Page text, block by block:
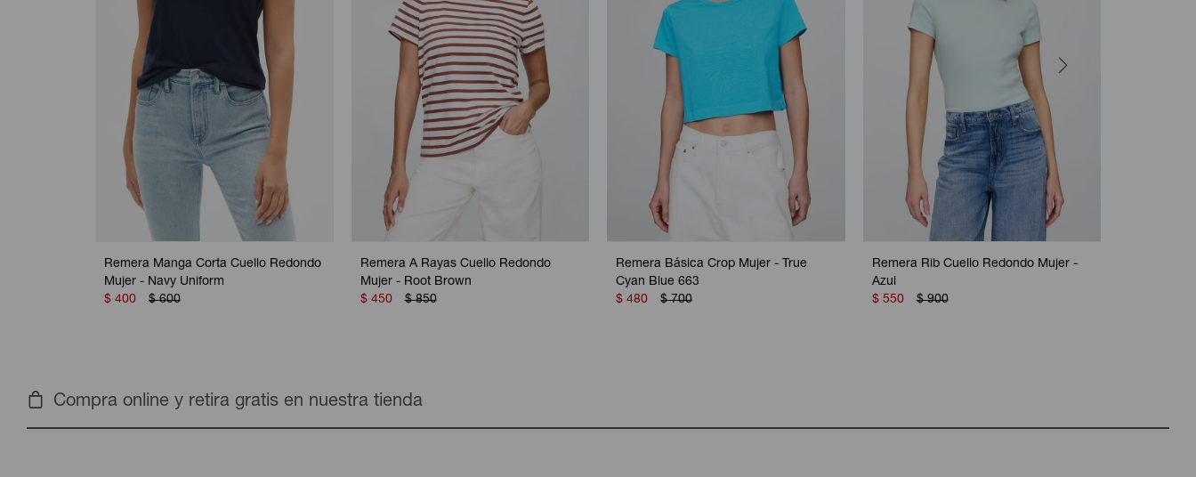
Remera Manga Corta Cuello Redondo
Mujer - Navy Uniform
$ 400 $ 600
Remera A Rayas Cuello Redondo
Mujer - Root Brown
$ 450 $ 850
Remera Básica Crop Mujer - True
Cyan Blue 663
$ 480 $ 700
Remera Rib Cuello Redondo Mujer -
Azul
$ 550 $ 900
Compra online y retira gratis en nuestra tienda